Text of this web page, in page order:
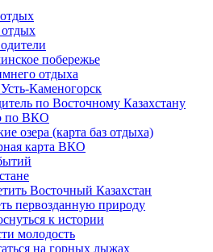
побережье
отдыха
Каменогорск
по Восточному Казахстану
по ВКО
озера (карта баз отдыха)
карта ВКО
Восточный Казахстан
первозданную природу
к истории
молодость
на горных лыжах